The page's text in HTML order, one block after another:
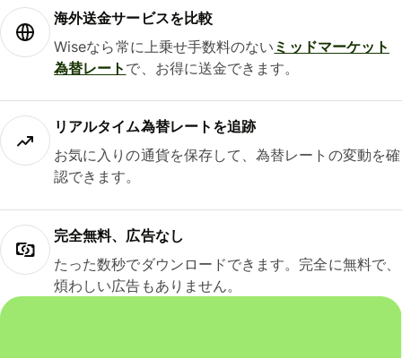
海外送金サービスを比較
Wiseなら常に上乗せ手数料のない ミッドマーケット
為替レート で、お得に送金できます。
リアルタイム為替レートを追跡
お気に入りの通貨を保存して、為替レートの変動を確
認できます。
完全無料、広告なし
たった数秒でダウンロードできます。完全に無料で、
煩わしい広告もありません。